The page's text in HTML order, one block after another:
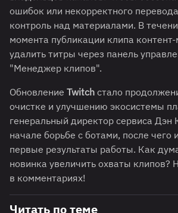
ошибок или некорректного
контроль над материалами. В
момента публикации клипа
удалить титры через панель
"Менеджер клипов".
Обновление Twitch стало
очистке и улучшению экосистемы
генеральный директор сервиса Дэн
начале борьбе с ботами, после чего
первые результаты работы. Как
новинка увеличить охваты клипов?
в комментариях!
Читать по теме